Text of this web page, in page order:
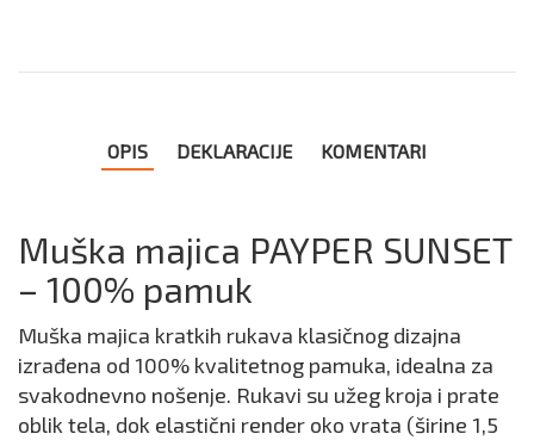
OPIS DEKLARACIJE KOMENTARI
Muška majica PAYPER SUNSET
– 100% pamuk
Muška majica kratkih rukava klasičnog dizajna
izrađena od 100% kvalitetnog pamuka, idealna za
svakodnevno nošenje. Rukavi su užeg kroja i prate
oblik tela, dok elastični render oko vrata (širine 1,5